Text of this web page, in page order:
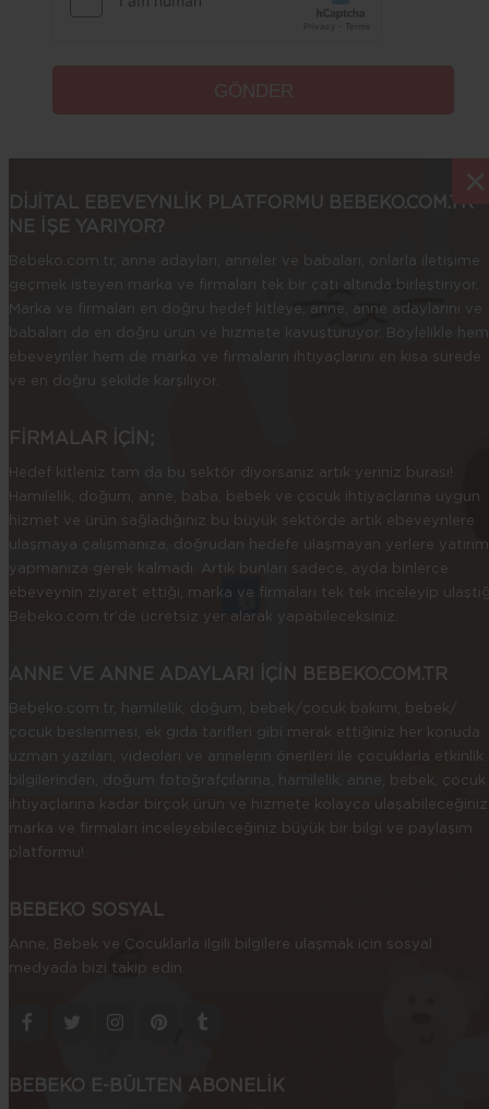
DİJİTAL EBEVEYNLİK PLATFORMU BEBEKO.COM.TR
NE İŞE YARIYOR?
Bebeko.com.tr, anne adayları, anneler ve babaları, onlarla iletişime
geçmek isteyen marka ve firmaları tek bir çatı altında birleştiriyor.
Marka ve firmaları en doğru hedef kitleye, anne, anne adaylarını ve
babaları da en doğru ürün ve hizmete kavuşturuyor. Böylelikle hem
ebeveynler hem de marka ve firmaların ihtiyaçlarını en kısa sürede
ve en doğru şekilde karşılıyor.
FİRMALAR İÇİN;
Hedef kitleniz tam da bu sektör diyorsanız artık yeriniz burası!
Hamilelik, doğum, anne, baba, bebek ve çocuk ihtiyaçlarına uygun
hizmet ve ürün sağladığınız bu büyük sektörde artık ebeveynlere
ulaşmaya çalışmanıza, doğrudan hedefe ulaşmayan yerlere yatırım
yapmanıza gerek kalmadı. Artık bunları sadece, ayda binlerce
ebeveynin ziyaret ettiği, marka ve firmaları tek tek inceleyip
Bebeko.com.tr’de ücretsiz yer alarak yapabileceksiniz.
ANNE VE ANNE ADAYLARI İÇİN BEBEKO.COM.TR
Bebeko.com.tr, hamilelik, doğum, bebek/çocuk bakımı, bebek/
çocuk beslenmesi, ek gıda tarifleri gibi merak ettiğiniz her konuda
uzman yazıları, videoları ve annelerin önerileri ile çocuklarla etkinlik
bilgilerinden, doğum fotoğrafçılarına, hamilelik, anne, bebek, çocuk
ihtiyaçlarına kadar birçok ürün ve hizmete kolayca ulaşabileceğiniz
marka ve firmaları inceleyebileceğiniz büyük bir bilgi ve paylaşım
platformu!
BEBEKO SOSYAL
Anne, Bebek ve Çocuklarla ilgili bilgilere ulaşmak için sosyal
medyada bizi takip edin.
BEBEKO E-BÜLTEN ABONELİK